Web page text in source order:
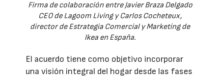
Firma de colaboración entre Javier Braza Delgado
CEO de Lagoom Living y Carlos Cocheteux,
director de Estrategia Comercial y Marketing de
Ikea en España.
El acuerdo tiene como objetivo incorporar
una visión integral del hogar desde las fases